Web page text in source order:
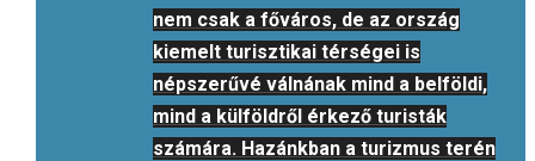
nem csak a főváros, de az ország
kiemelt turisztikai térségei is
népszerűvé válnának mind a belföldi,
mind a külföldről érkező turisták
számára. Hazánkban a turizmus terén